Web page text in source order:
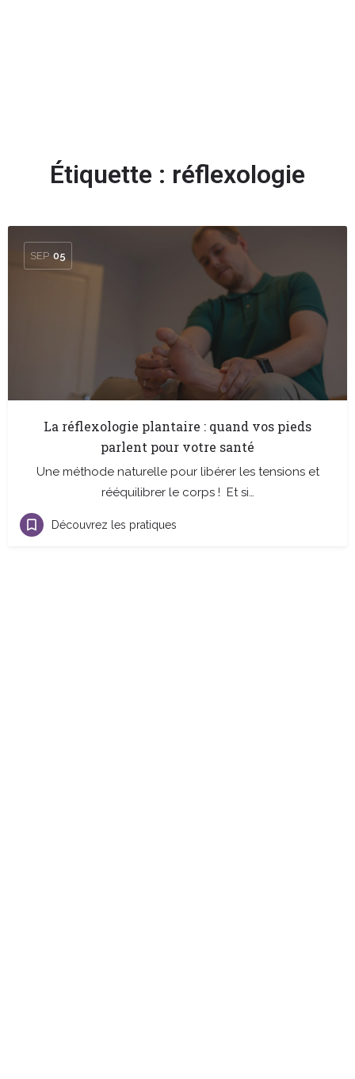
Étiquette : réflexologie
SEP 05
La réflexologie plantaire : quand vos pieds
parlent pour votre santé
Une méthode naturelle pour libérer les tensions et
rééquilibrer le corps ! Et si…
Découvrez les pratiques